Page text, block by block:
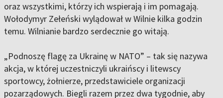
oraz wszystkimi, którzy ich wspierają i im pomagają.
Wołodymyr Zełeński wylądował w Wilnie kilka godzin
temu. Wilnianie bardzo serdecznie go witają.
„Podnoszę flagę za Ukrainę w NATO” – tak się nazywa
akcja, w której uczestniczyli ukraińscy i litewscy
sportowcy, żołnierze, przedstawiciele organizacji
pozarządowych. Biegli razem przez dwa tygodnie, aby